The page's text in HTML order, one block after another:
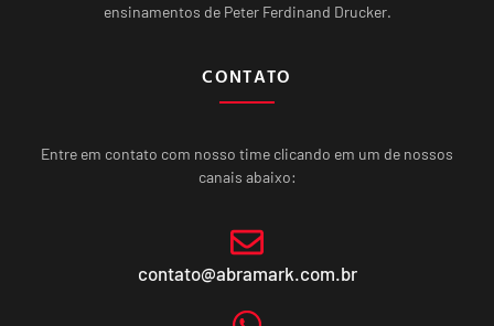
ensinamentos de Peter Ferdinand Drucker.
CONTATO
Entre em contato com nosso time clicando em um de nossos
canais abaixo:
contato@abramark.com.br